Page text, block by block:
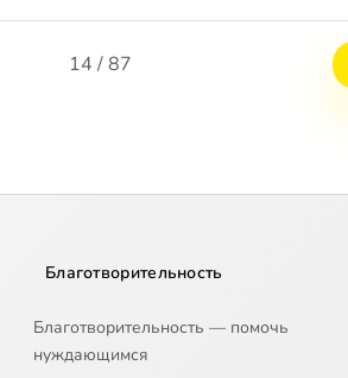
14 / 87
Благотворительность
Благотворительность — помочь
нуждающимся